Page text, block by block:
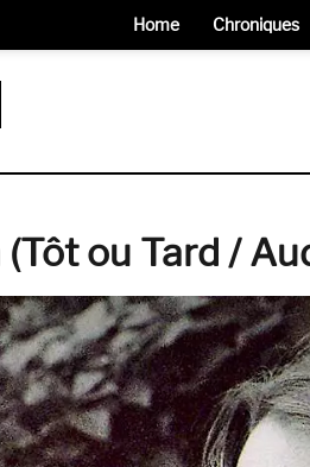
(Tôt ou Tard /
Home Chroniques